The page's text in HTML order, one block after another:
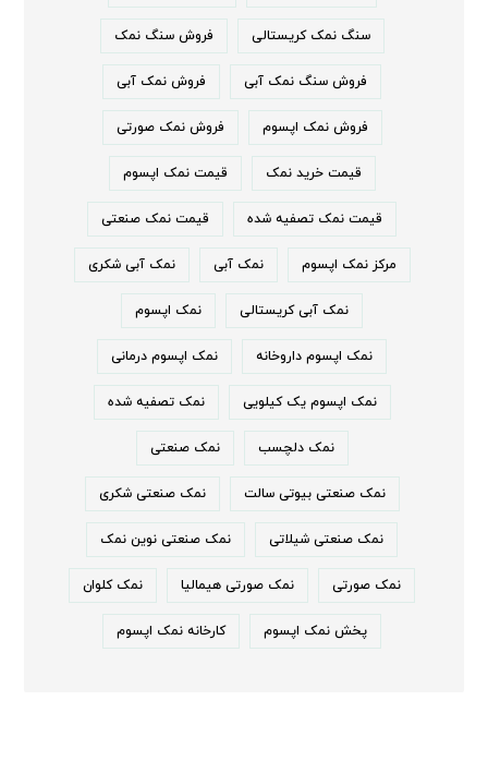
سنگ نمک کریستالی فروش سنگ نمک
فروش سنگ نمک آبی فروش نمک آبی
فروش نمک اپسوم فروش نمک صورتی
قیمت خرید نمک قیمت نمک اپسوم
قیمت نمک تصفیه شده قیمت نمک صنعتی
مرکز نمک اپسوم نمک آبی نمک آبی شکری
نمک آبی کریستالی نمک اپسوم
نمک اپسوم داروخانه نمک اپسوم درمانی
نمک اپسوم یک کیلویی نمک تصفیه شده
نمک دلچسب نمک صنعتی
نمک صنعتی بیوتی سالت نمک صنعتی شکری
نمک صنعتی شیلاتی نمک صنعتی نوین نمک
نمک صورتی نمک صورتی هیمالیا نمک کلوان
پخش نمک اپسوم کارخانه نمک اپسوم